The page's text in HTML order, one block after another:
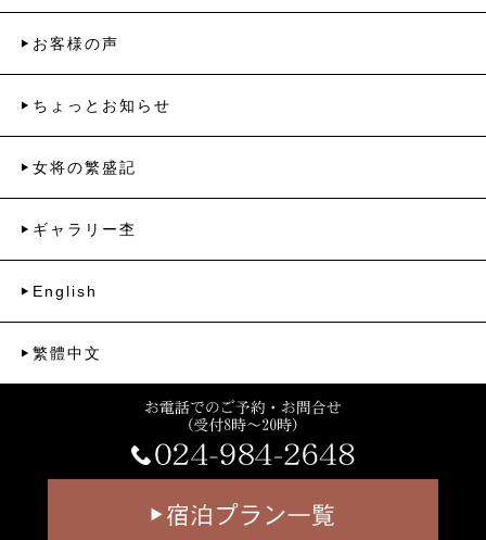
お客様の声
ちょっとお知らせ
女将の繁盛記
ギャラリー杢
English
繁體中文